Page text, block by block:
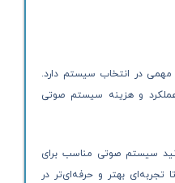
در انتخاب سیستم دارد.
و هزینه سیستم صوتی
سیستم صوتی مناسب برای
تجربه‌ای بهتر و حرفه‌ای‌تر در